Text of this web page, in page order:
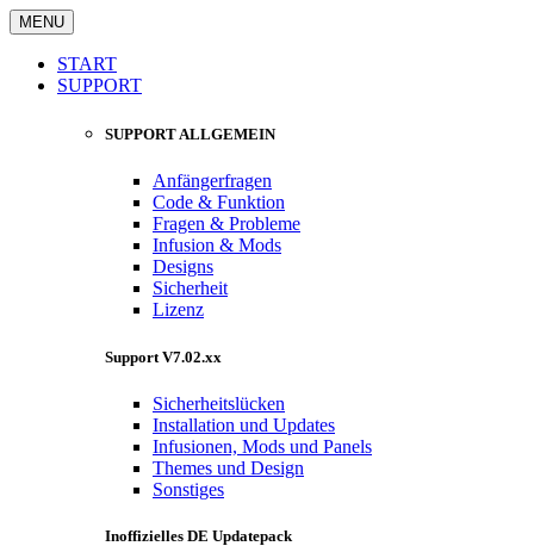
MENU
START
SUPPORT
SUPPORT ALLGEMEIN
Anfängerfragen
Code & Funktion
Fragen & Probleme
Infusion & Mods
Designs
Sicherheit
Lizenz
Support V7.02.xx
Sicherheitslücken
Installation und Updates
Infusionen, Mods und Panels
Themes und Design
Sonstiges
Inoffizielles DE Updatepack